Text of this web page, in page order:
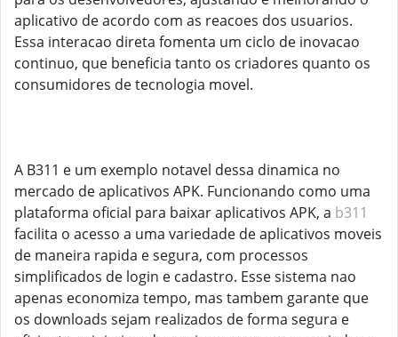
aplicativo de acordo com as reacoes dos usuarios.
Essa interacao direta fomenta um ciclo de inovacao
continuo, que beneficia tanto os criadores quanto os
consumidores de tecnologia movel.
A B311 e um exemplo notavel dessa dinamica no
mercado de aplicativos APK. Funcionando como uma
plataforma oficial para baixar aplicativos APK, a b311
facilita o acesso a uma variedade de aplicativos moveis
de maneira rapida e segura, com processos
simplificados de login e cadastro. Esse sistema nao
apenas economiza tempo, mas tambem garante que
os downloads sejam realizados de forma segura e